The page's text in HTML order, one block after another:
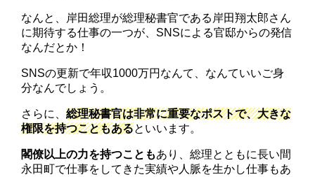
なんと、岸田総理が総理秘書官である岸田翔太郎さん
に期待する仕事の一つが、SNSによる官邸からの発信
なんだとか！
SNSの更新で年収1000万円なんて、なんていいご身
分なんでしょう。
さらに、総理秘書官は非常に重要なポストで、大きな
権限を持つこともあるといいます。
閣僚以上の力を持つこともあり、総理とともに長い間
永田町で仕事をしてきた実績や人脈を生かし仕事もあ